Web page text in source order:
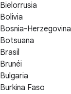
Bielorrusia
Bolivia
Bosnia-Herzegovina
Botsuana
Brasil
Brunéi
Bulgaria
Burkina Faso